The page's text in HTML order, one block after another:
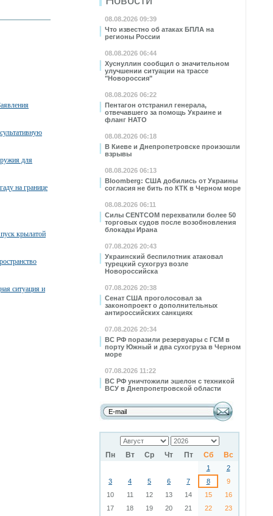
08.08.2026 09:39
Что известно об атаках БПЛА на
регионы России
08.08.2026 06:44
Хуснуллин сообщил о значительном
улучшении ситуации на трассе
"Новороссия"
08.08.2026 06:22
Пентагон отстранил генерала,
отвечавшего за помощь Украине и
фланг НАТО
08.08.2026 06:18
В Киеве и Днепропетровске произошли
взрывы
08.08.2026 06:13
Bloomberg: США добились от Украины
согласия не бить по КТК в Черном море
08.08.2026 06:11
Силы CENTCOM перехватили более 50
торговых судов после возобновления
блокады Ирана
07.08.2026 20:43
Украинский беспилотник атаковал
турецкий сухогруз возле
Новороссийска
07.08.2026 20:38
Сенат США проголосовал за
законопроект о дополнительных
антироссийских санкциях
07.08.2026 20:34
ВС РФ поразили резервуары с ГСМ в
порту Южный и два сухогруза в Черном
море
07.08.2026 11:22
ВС РФ уничтожили эшелон с техникой
ВСУ в Днепропетровской области
Пн Вт Ср Чт Пт Сб Вс
1
2
3
4 5 6 7 8
9
10
11 12 13 14 15
16
17
18 19 20 21 22
23
для
на границе
крылатой
ситуация и